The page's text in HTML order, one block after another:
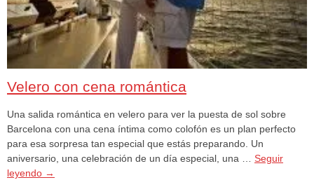
Velero con cena romántica
Una salida romántica en velero para ver la puesta de sol sobre
Barcelona con una cena íntima como colofón es un plan perfecto
para esa sorpresa tan especial que estás preparando. Un
aniversario, una celebración de un día especial, una … Seguir
leyendo →